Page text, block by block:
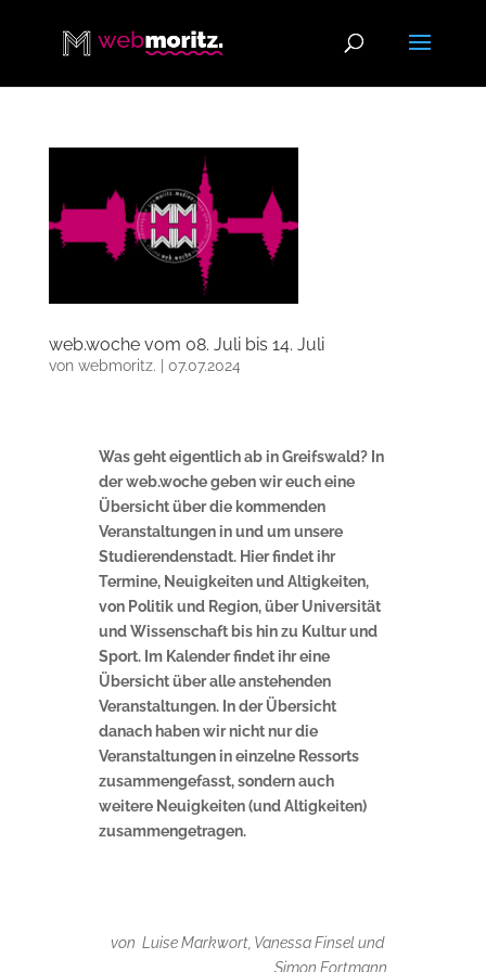
web.woche vom 08. Juli bis 14. Juli
von webmoritz. 07.07.2024
Was geht eigentlich ab in Greifswald? In
der web.woche geben wir euch eine
Übersicht über die kommenden
Veranstaltungen in und um unsere
Studierendenstadt. Hier findet ihr
Termine, Neuigkeiten und Altigkeiten,
von Politik und Region, über Universität
und Wissenschaft bis hin zu Kultur und
Sport. Im Kalender findet ihr eine
Übersicht über alle anstehenden
Veranstaltungen. In der Übersicht
danach haben wir nicht nur die
Veranstaltungen in einzelne Ressorts
zusammengefasst, sondern auch
weitere Neuigkeiten (und Altigkeiten)
zusammengetragen.
von Luise Markwort, Vanessa Finsel und
Simon Fortmann